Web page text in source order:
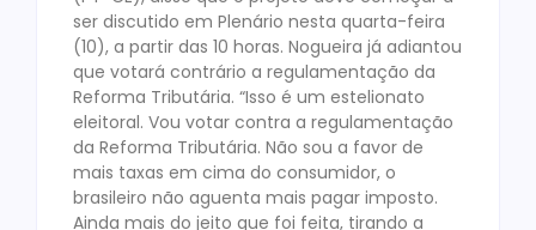
ser discutido em Plenário nesta quarta-feira
(10), a partir das 10 horas. Nogueira já adiantou
que votará contrário a regulamentação da
Reforma Tributária. “Isso é um estelionato
eleitoral. Vou votar contra a regulamentação
da Reforma Tributária. Não sou a favor de
mais taxas em cima do consumidor, o
brasileiro não aguenta mais pagar imposto.
Ainda mais do jeito que foi feita, tirando a